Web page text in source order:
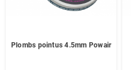
Plombs pointus 4.5mm Powair